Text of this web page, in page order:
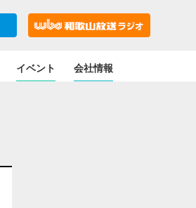
イベント 会社情報